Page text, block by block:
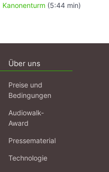
Kanonenturm (5:44 min)
Über uns
Preise und
Bedingungen
Audiowalk-
Award
Pressematerial
Technologie